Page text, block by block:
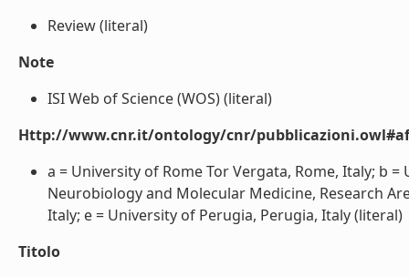
Review (literal)
Note
ISI Web of Science (WOS) (literal)
Http://www.cnr.it/ontology/cnr/
a = University of Rome Tor Vergata, Rome, Italy; b
Neurobiology and Molecular Medicine, Research
Italy; e = University of Perugia, Perugia, Italy (literal)
Titolo